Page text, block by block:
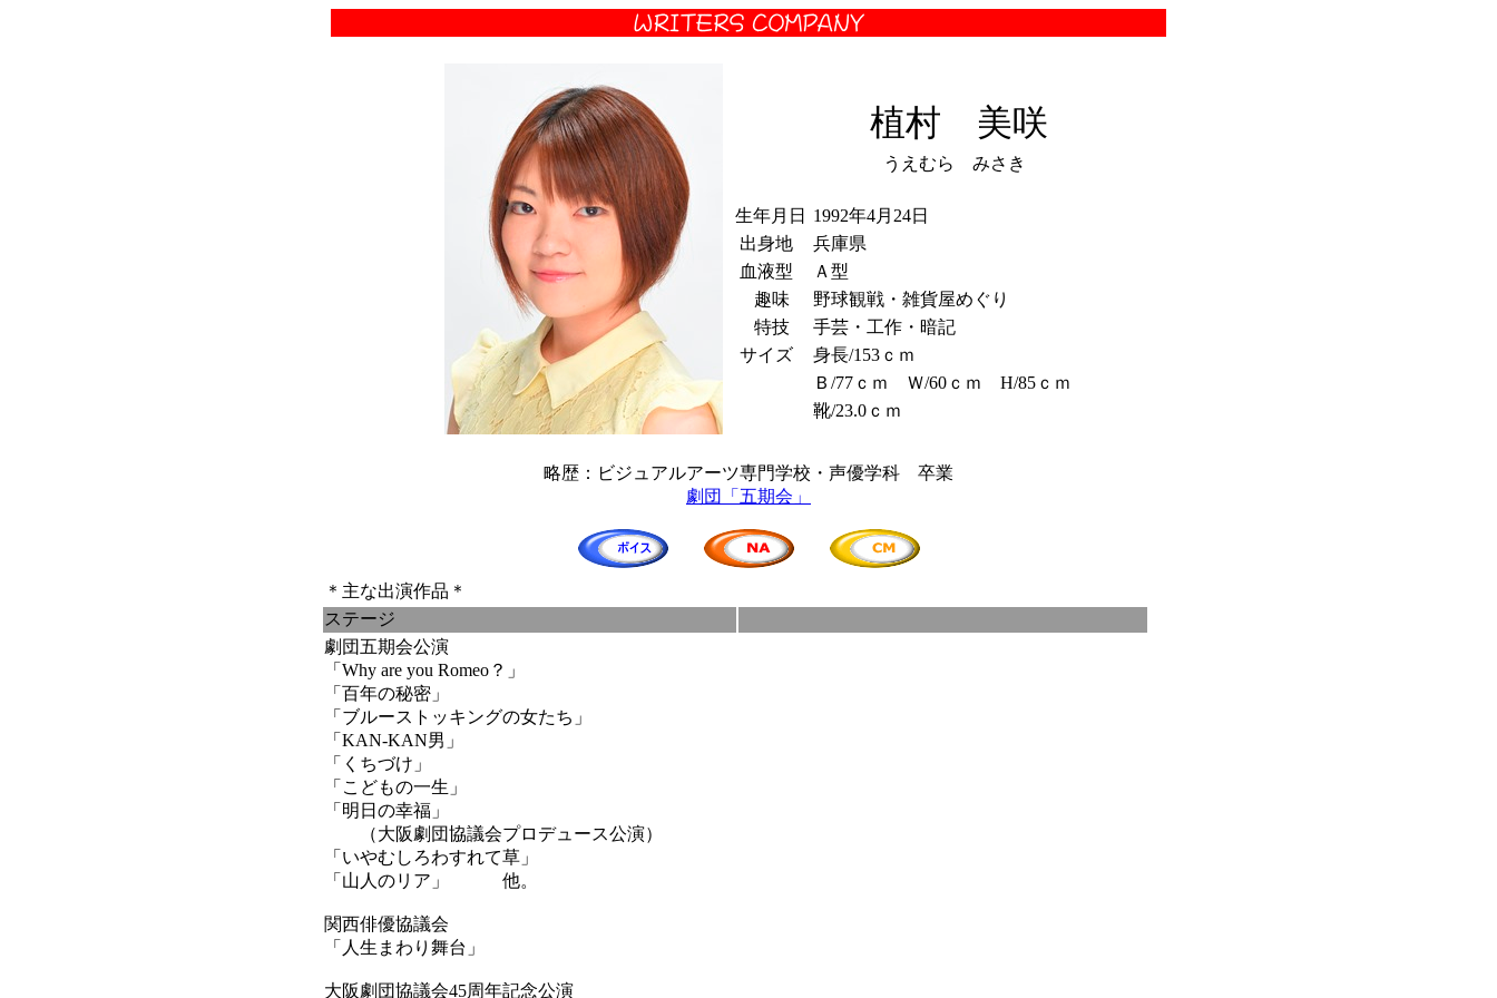
植村 美咲
うえむら みさき
生年月日
1992年4月24日
出身地
兵庫県
血液型
Ａ型
趣味
野球観戦・雑貨屋めぐり
特技
手芸・工作・暗記
サイズ
身長/153ｃｍ
Ｂ/77ｃｍ Ｗ/60ｃｍ H/85ｃｍ
靴/23.0ｃｍ
略歴：ビジュアルアーツ専門学校・声優学科 卒業
劇団「五期会」
＊主な出演作品＊
ステージ
劇団五期会公演
「Why are you Romeo？」
「百年の秘密」
「ブルーストッキングの女たち」
「KAN-KAN男」
「くちづけ」
「こどもの一生」
「明日の幸福」
（大阪劇団協議会プロデュース公演）
「いやむしろわすれて草」
「山人のリア」 他。
関西俳優協議会
「人生まわり舞台」
大阪劇団協議会45周年記念公演